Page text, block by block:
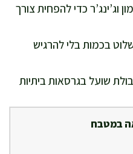
וג’ינג’ר כדי להפחית צורך
בכמות בלי להרגיש
שועל בגרסאות ביתיות
במטבח